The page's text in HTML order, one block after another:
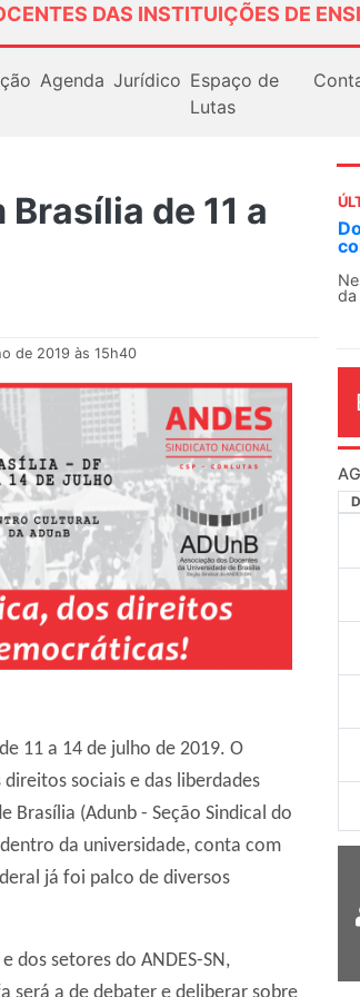
DAS INSTITUIÇÕES DE
Agenda Jurídico Espaço de
Lutas
de 11 a
de 2019 às 15h40
11 a 14 de julho de 2019. O
sociais e das liberdades
Brasília (Adunb - Seção Sindical do
da universidade, conta com
já foi palco de diversos
dos setores do ANDES-SN,
O